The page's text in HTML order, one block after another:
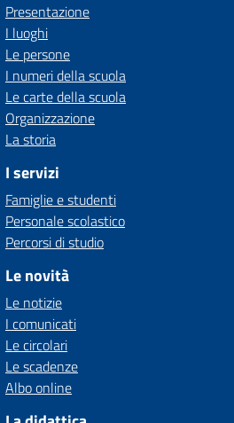
Presentazione
I luoghi
Le persone
I numeri della scuola
Le carte della scuola
Organizzazione
La storia
I servizi
Famiglie e studenti
Personale scolastico
Percorsi di studio
Le novità
Le notizie
I comunicati
Le circolari
Le scadenze
Albo online